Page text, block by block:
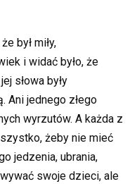
był miły,
i widać było, że
słowa były
Ani jednego złego
wyrzutów. A każda z
żeby nie mieć
jedzenia, ubrania,
swoje dzieci, ale